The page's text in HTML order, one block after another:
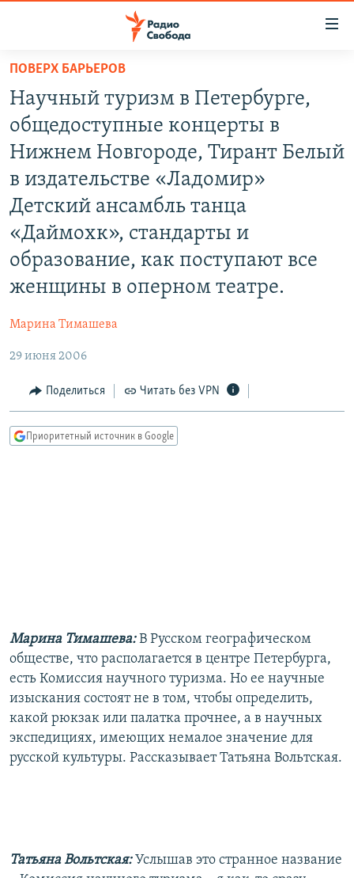
упрощенного
доступа
Вернуться
основному
содержанию
Вернутся
главной
навигации
Вернутся
ПОДКАСТЫ
АВТОРСКИЕ ПРОЕКТЫ
МНЕНИЯ
КУЛЬТУРА
IDEL.РЕАЛИИ
КАВКАЗ.РЕАЛИИ
ПОДПИШИТЕСЬ НА РАССЫЛКУ
СОЦИАЛЬНЫЕ СЕТИ
ПОВЕРХ БАРЬЕРОВ
Научный туризм в Петербурге,
общедоступные концерты в
Нижнем Новгороде, Тирант Белый
в издательстве «Ладомир»
Детский ансамбль танца
«Даймохк», стандарты и
образование, как поступают все
женщины в оперном театре.
Марина Тимашева
29 июня 2006
Поделиться Читать без VPN
Приоритетный источник в Google
Марина Тимашева:В Русском географическом
обществе, что располагается в центре Петербурга,
есть Комиссия научного туризма. Но ее научные
изыскания состоят не в том, чтобы определить,
какой рюкзак или палатка прочнее, а в научных
экспедициях, имеющих немалое значение для
русской культуры. Рассказывает Татьяна Вольтская.
Татьяна Вольтская:Услышав это странное название